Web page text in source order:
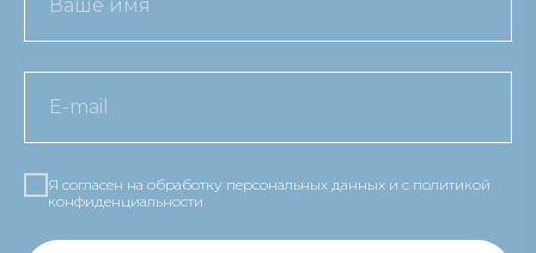
Я согласен на обработку персональных данных и c политикой
конфиденциальности